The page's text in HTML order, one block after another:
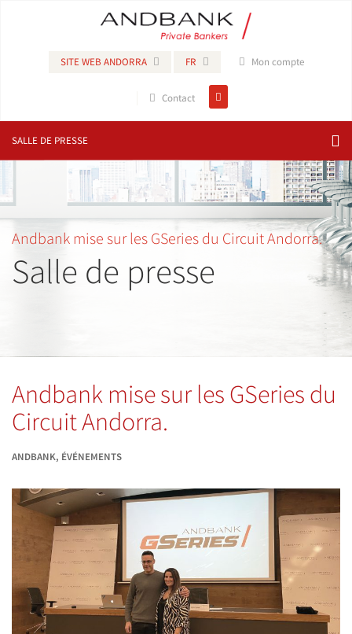
SITE WEB ANDORRA FR Mon compte
Contact
SALLE DE PRESSE
Andbank mise sur les GSeries du Circuit Andorra.
Salle de presse
Andbank mise sur les GSeries du
Circuit Andorra.
ANDBANK, ÉVÉNEMENTS